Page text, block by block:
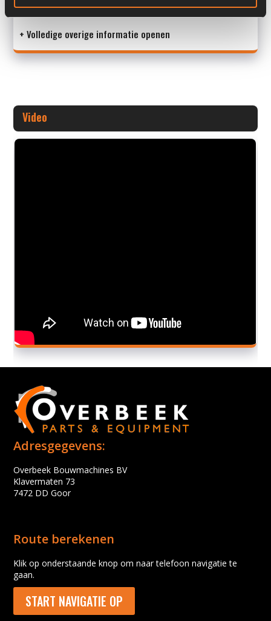
S/N: 39550
+ Volledige overige informatie openen
Video
Adresgegevens:
Overbeek Bouwmachines BV
Klavermaten 73
7472 DD Goor
Route berekenen
Klik op onderstaande knop om naar telefoon navigatie te
gaan.
START NAVIGATIE OP